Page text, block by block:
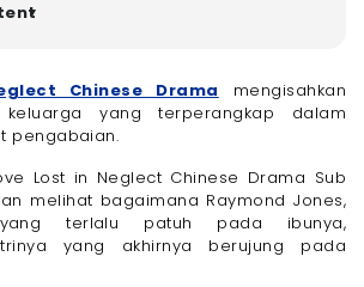
▼
China Love Lost in Neglect
Jones
Raymond)
Perempuan Raymond)
Laki-Laki Raymond)
Lost in Neglect Chinese Drama Sub
Chinese Drama mengisahkan
yang terperangkap dalam
pengabaian.
Lost in Neglect Chinese Drama Sub
melihat bagaimana Raymond Jones,
terlalu patuh pada ibunya,
yang akhirnya berujung pada